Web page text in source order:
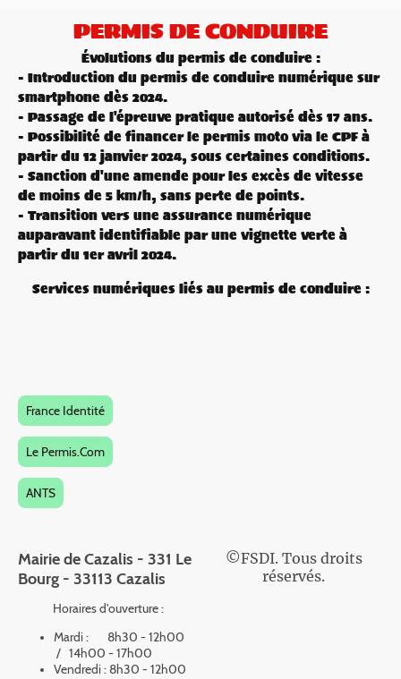
PERMIS DE CONDUIRE
Évolutions du permis de conduire :
- Introduction du permis de conduire numérique sur
smartphone dès 2024.
- Passage de l'épreuve pratique autorisé dès 17 ans.
- Possibilité de financer le permis moto via le CPF à
partir du 12 janvier 2024, sous certaines conditions.
- Sanction d'une amende pour les excès de vitesse
de moins de 5 km/h, sans perte de points.
- Transition vers une assurance numérique
auparavant identifiable par une vignette verte à
partir du 1er avril 2024.
Services numériques liés au permis de conduire :
France Identité
Le Permis.Com
ANTS
Mairie de Cazalis - 331 Le
Bourg - 33113 Cazalis
Horaires d'ouverture :
Mardi : 8h30 - 12h00
/ 14h00 - 17h00
Vendredi : 8h30 - 12h00
©FSDI. Tous droits
réservés.